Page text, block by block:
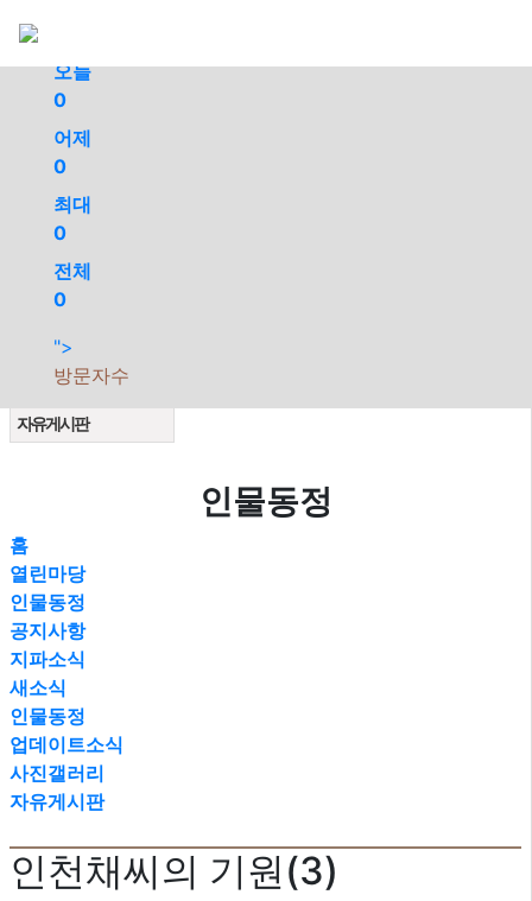
오늘
0
어제
0
최대
0
전체
0
">
방문자수
공지사항
인물동정
자유게시판
인물동정
홈
열린마당
인물동정
공지사항
지파소식
새소식
인물동정
업데이트소식
사진갤러리
자유게시판
인천채씨의 기원(3)